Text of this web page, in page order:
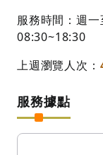
服務時間：週一
08:30~18:30
上週瀏覽人次：
服務據點